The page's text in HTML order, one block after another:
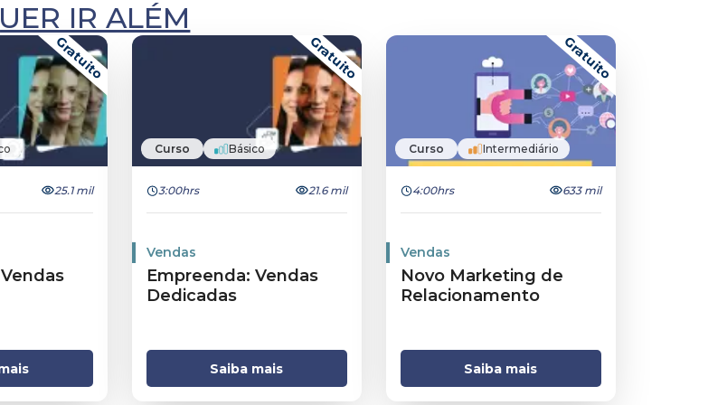
IR ALÉM
Gratuito
25.1 mil
Gratuito
Curso Básico
3:00hrs 21.6 mil
Vendas
Empreenda: Vendas
Dedicadas
Saiba mais
Gratuito
Curso Intermediário
4:00hrs 633 mil
Vendas
Novo Marketing de
Relacionamento
Saiba mais